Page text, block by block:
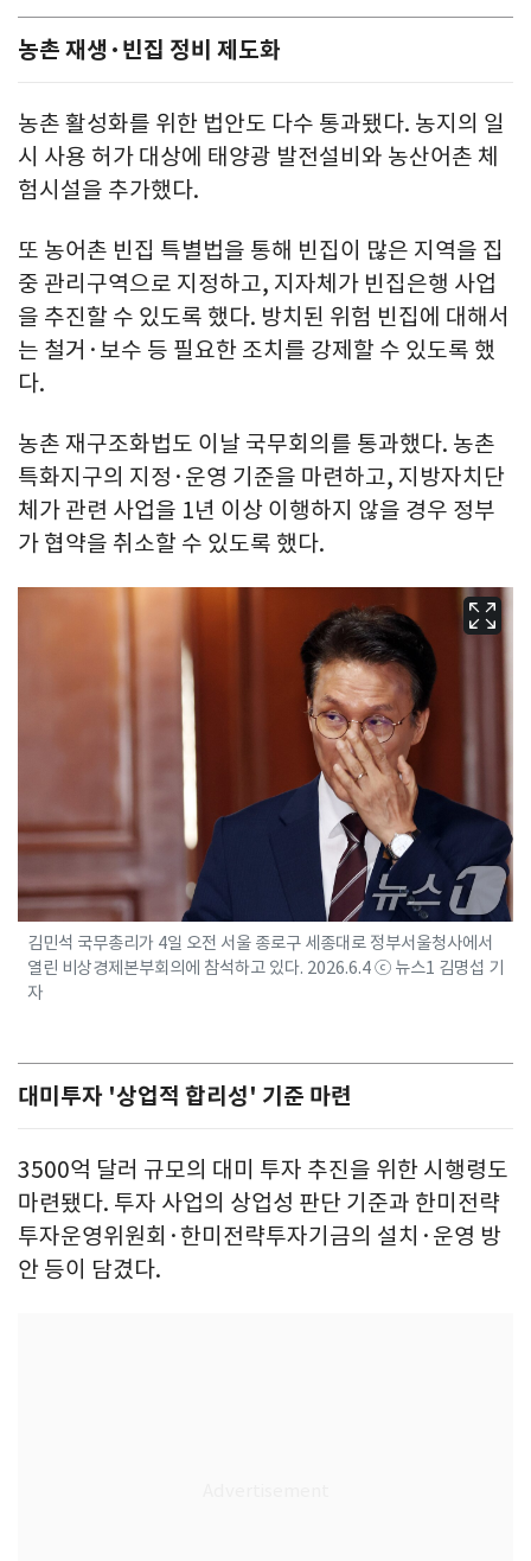
농촌 재생·빈집 정비 제도화
농촌 활성화를 위한 법안도 다수 통과됐다. 농지의 일
시 사용 허가 대상에 태양광 발전설비와 농산어촌 체
험시설을 추가했다.
또 농어촌 빈집 특별법을 통해 빈집이 많은 지역을 집
중 관리구역으로 지정하고, 지자체가 빈집은행 사업
을 추진할 수 있도록 했다. 방치된 위험 빈집에 대해서
는 철거·보수 등 필요한 조치를 강제할 수 있도록 했
다.
농촌 재구조화법도 이날 국무회의를 통과했다. 농촌
특화지구의 지정·운영 기준을 마련하고, 지방자치단
체가 관련 사업을 1년 이상 이행하지 않을 경우 정부
가 협약을 취소할 수 있도록 했다.
김민석 국무총리가 4일 오전 서울 종로구 세종대로 정부서울청사에서
열린 비상경제본부회의에 참석하고 있다. 2026.6.4 ⓒ 뉴스1 김명섭 기
자
대미투자 '상업적 합리성' 기준 마련
3500억 달러 규모의 대미 투자 추진을 위한 시행령도
마련됐다. 투자 사업의 상업성 판단 기준과 한미전략
투자운영위원회·한미전략투자기금의 설치·운영 방
안 등이 담겼다.